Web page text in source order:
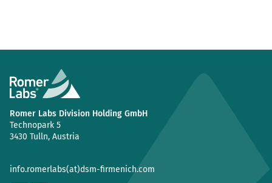
Romer Labs Division Holding GmbH
Technopark 5
3430 Tulln, Austria
info.romerlabs(at)dsm-firmenich.com